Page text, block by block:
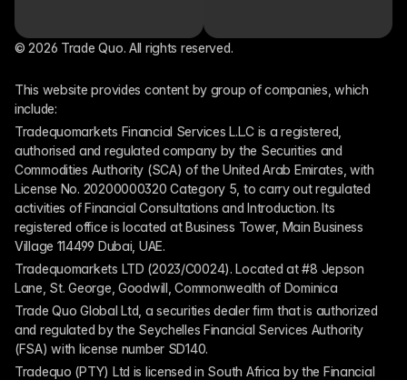
© 2026 Trade Quo. All rights reserved.
This website provides content by group of companies, which
include:
Tradequomarkets Financial Services L.L.C is a registered,
authorised and regulated company by the Securities and
Commodities Authority (SCA) of the United Arab Emirates, with
License No. 20200000320 Category 5, to carry out regulated
activities of Financial Consultations and Introduction. Its
registered office is located at Business Tower, Main Business
Village 114499 Dubai, UAE.
Tradequomarkets LTD (2023/C0024). Located at #8 Jepson
Lane, St. George, Goodwill, Commonwealth of Dominica
Trade Quo Global Ltd, a securities dealer firm that is authorized
and regulated by the Seychelles Financial Services Authority
(FSA) with license number SD140.
Tradequo (PTY) Ltd is licensed in South Africa by the Financial